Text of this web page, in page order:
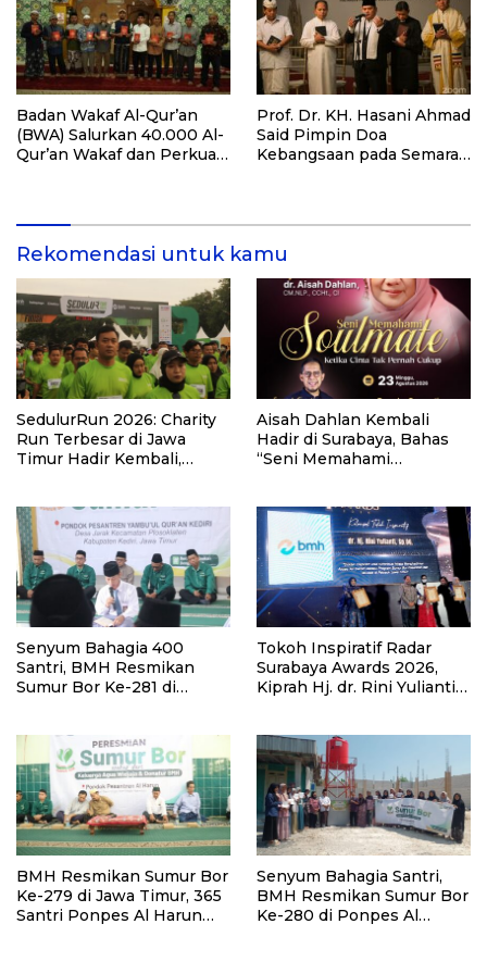
Badan Wakaf Al-Qur’an
(BWA) Salurkan 40.000 Al-
Qur’an Wakaf dan Perkuat
Prof. Dr. KH. Hasani Ahmad
Said Pimpin Doa
Kebangsaan pada Semarak
Rekomendasi untuk kamu
SedulurRun 2026: Charity
Run Terbesar di Jawa
Timur Hadir Kembali,
Santri dan Guru Honorer
Aisah Dahlan Kembali
Hadir di Surabaya, Bahas
“Seni Memahami
Senyum Bahagia 400
Santri, BMH Resmikan
Sumur Bor Ke-281 di
Tokoh Inspiratif Radar
Surabaya Awards 2026,
Kiprah Hj. dr. Rini Yulianti
BMH Resmikan Sumur Bor
Ke-279 di Jawa Timur, 365
Santri Ponpes Al Harun
Senyum Bahagia Santri,
BMH Resmikan Sumur Bor
Ke-280 di Ponpes Al